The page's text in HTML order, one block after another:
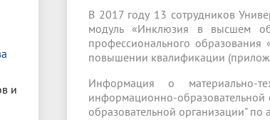
и
В 2017 году 13 сотрудников
модуль «Инклюзия в высшем
профессионального
повышении квалификации
Информация о материально-
информационно-
образовательной организации" по